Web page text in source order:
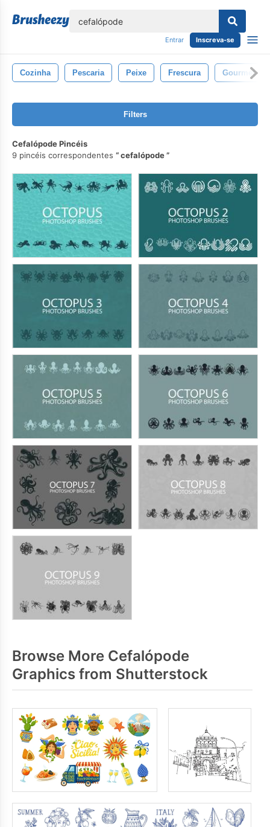
Entrar Inscreva-se
Cozinha Pescaria Peixe Frescura Gourmet
Filters
Cefalópode Pincéis
9 pincéis correspondentes
cefalópode
Browse More Cefalópode
Graphics from Shutterstock